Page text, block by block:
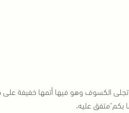
الكسوف وهو فيها أتمها خفيفة
عليه،